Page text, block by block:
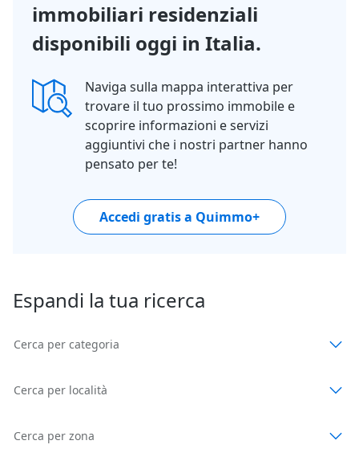
immobiliari residenziali
disponibili oggi in Italia.
Naviga sulla mappa interattiva per
trovare il tuo prossimo immobile e
scoprire informazioni e servizi
aggiuntivi che i nostri partner hanno
pensato per te!
Accedi gratis a Quimmo+
Espandi la tua ricerca
Cerca per categoria
Cerca per località
Cerca per zona